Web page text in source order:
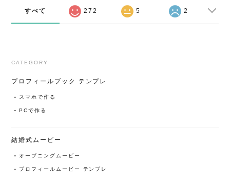
すべて 272 5 2
CATEGORY
プロフィールブック テンプレ
スマホで作る
PCで作る
結婚式ムービー
オープニングムービー
プロフィールムービー テンプレ